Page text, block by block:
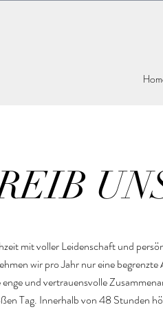
mit voller Leidenschaft und
wir pro Jahr nur eine
und vertrauensvolle
Tag. Innerhalb von 48 Stunden